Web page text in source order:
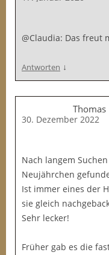
@Claudia: Das freut
Antworten ↓
Thomas
30. Dezember 2022
Nach langem
Neujährchen
Ist immer eines der
sie gleich
Sehr lecker!
Früher gab es die